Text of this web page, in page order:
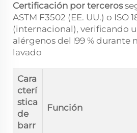
Certificación por terceros
ASTM F3502 (EE. UU.) o ISO
(internacional), verificando
alérgenos del ǀ99 %
lavado
Cara
cterí
stica
de
barr
Función